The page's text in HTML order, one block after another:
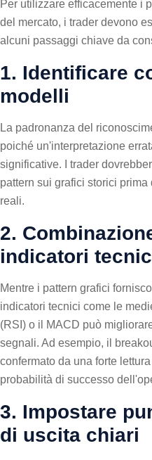
Per utilizzare efficacemente i
del mercato, i trader devono
alcuni passaggi chiave da
1. Identificare
modelli
La padronanza del
poiché un'interpretazione
significative. I trader
pattern sui grafici storici
reali.
2.
indicatori
Mentre i pattern grafici
indicatori tecnici come le
(RSI) o il MACD può
segnali. Ad esempio, il
confermato da una forte
probabilità di successo
3. Impostare
di uscita chiari